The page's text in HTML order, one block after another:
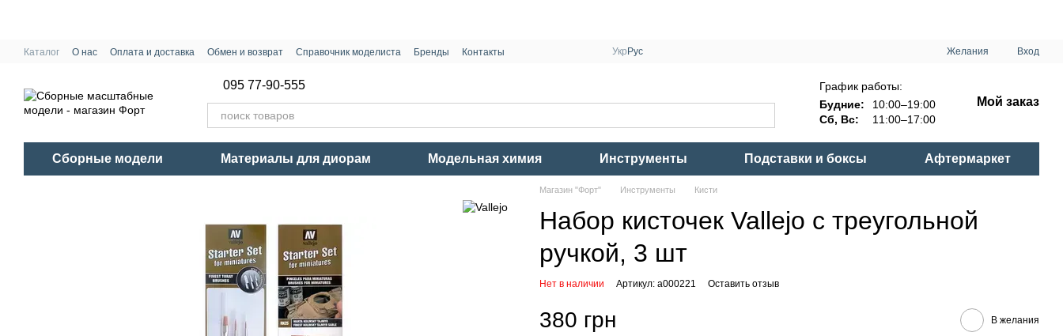
Каталог О нас Оплата и доставка Обмен и возврат Справочник моделиста Бренды Контакты Укр Рус Желания Вход
095 77-90-555
График работы:
Будние:
10:00–19:00
Сб, Вс:
11:00–17:00
Мой заказ
Сборные модели Материалы для диорам Модельная химия Инструменты Подставки и боксы Афтермаркет
Магазин "Форт" Инструменты Кисти
Набор кисточек Vallejo с треугольной
ручкой, 3 шт
Нет в наличии Артикул: a000221 Оставить отзыв
380 грн В желания